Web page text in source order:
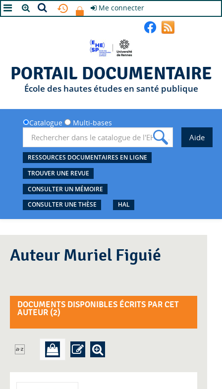
Me connecter
PORTAIL DOCUMENTAIRE
École des hautes études en santé publique
Catalogue Multi-bases
RESSOURCES DOCUMENTAIRES EN LIGNE
TROUVER UNE REVUE
CONSULTER UN MÉMOIRE
CONSULTER UNE THÈSE
HAL
Auteur Muriel Figuié
DOCUMENTS DISPONIBLES ÉCRITS PAR CET
AUTEUR (2)